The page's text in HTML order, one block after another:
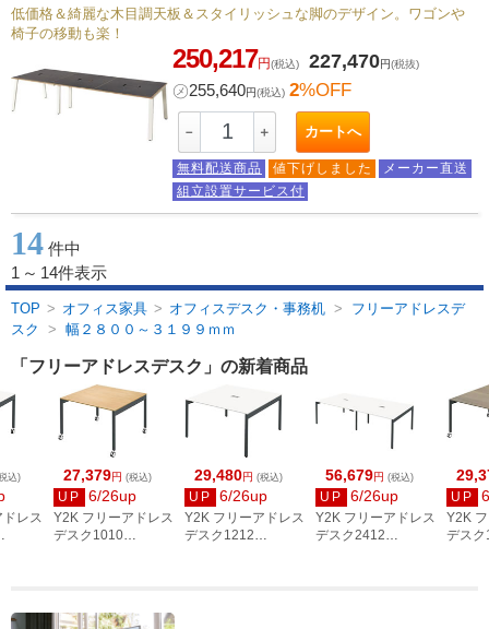
低価格＆綺麗な木目調天板＆スタイリッシュな脚のデザイン。ワゴンや
椅子の移動も楽！
250,217円(税込) 227,470円(税抜)
㋱255,640円(税込) 2%OFF
－ ＋ カートへ
無料配送商品 値下げしました
メーカー直送
組立設置サービス付
14 件中
1 ～ 14件表示
TOP > オフィス家具 > オフィスデスク・事務机 >
フリーアドレスデ
スク
> 幅２８００～３１９９ｍｍ
「フリーアドレスデスク」の新着商品
27,379円 (税込)
UP 6/26up
Y2K フリーアドレス
デスク1010
29,480円 (税込)
UP 6/26up
Y2K フリーアドレス
デスク1212
56,679円 (税込)
UP 6/26up
Y2K フリーアドレス
デスク2412
UP
Y2K
デス
込)
レス